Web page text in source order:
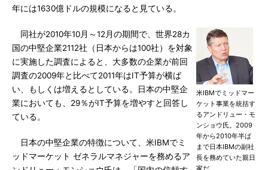
年には1630億ドルの規模になると見ている。
米IBMでミッドマー
ケット事業を統括す
るアンドリュー・モ
ンショウ氏。2009
年から2010年半ば
まで日本IBMの副社
長を務めていた親日
家だ
同社が2010年10月～12月の期間で、世界28カ
国の中堅企業2112社（日本からは100社）を対象
に実施した調査によると、大多数の企業が前回
調査の2009年と比べて2011年はIT予算が横ば
い、もしくは増えるとしている。日本の中堅企
業においても、29％がIT予算を増やすと回答し
ている。
日本の中堅企業の特徴について、米IBMでミ
ッドマーケット ゼネラルマネジャーを務めるア